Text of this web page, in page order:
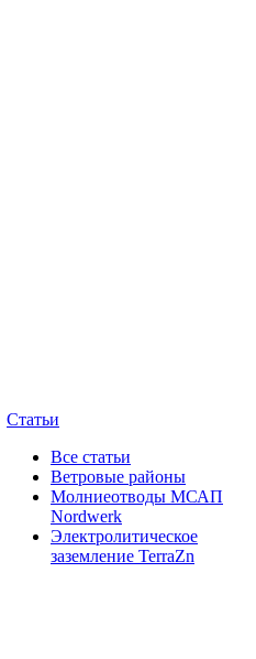
Статьи
Все статьи
Ветровые районы
Молниеотводы МСАП
Nordwerk
Электролитическое
заземление TerraZn